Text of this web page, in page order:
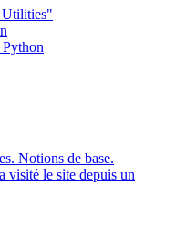
Utilities"
Notions de base.
visité le site depuis un